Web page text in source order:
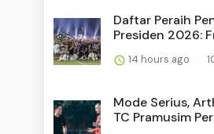
Daftar Peraih
Presiden 2026:
14 hours ago
Mode Serius,
TC Pramusim